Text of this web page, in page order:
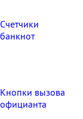
Счетчики
банкнот
Кнопки вызова
официанта